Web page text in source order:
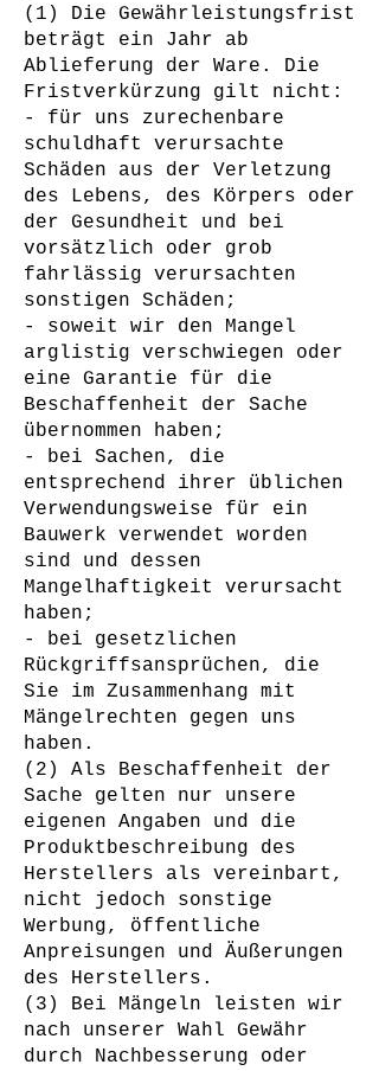
(1) Die Gewährleistungsfrist
beträgt ein Jahr ab
Ablieferung der Ware. Die
Fristverkürzung gilt nicht:
- für uns zurechenbare
schuldhaft verursachte
Schäden aus der Verletzung
des Lebens, des Körpers oder
der Gesundheit und bei
vorsätzlich oder grob
fahrlässig verursachten
sonstigen Schäden;
- soweit wir den Mangel
arglistig verschwiegen oder
eine Garantie für die
Beschaffenheit der Sache
übernommen haben;
- bei Sachen, die
entsprechend ihrer üblichen
Verwendungsweise für ein
Bauwerk verwendet worden
sind und dessen
Mangelhaftigkeit verursacht
haben;
- bei gesetzlichen
Rückgriffsansprüchen, die
Sie im Zusammenhang mit
Mängelrechten gegen uns
haben.
(2) Als Beschaffenheit der
Sache gelten nur unsere
eigenen Angaben und die
Produktbeschreibung des
Herstellers als vereinbart,
nicht jedoch sonstige
Werbung, öffentliche
Anpreisungen und Äußerungen
des Herstellers.
(3) Bei Mängeln leisten wir
nach unserer Wahl Gewähr
durch Nachbesserung oder